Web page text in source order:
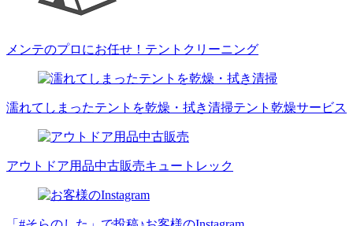
メンテのプロにお任せ！ テントクリーニング
濡れてしまったテントを乾燥・拭き清掃テント乾燥サービス
アウトドア用品中古販売キュートレック